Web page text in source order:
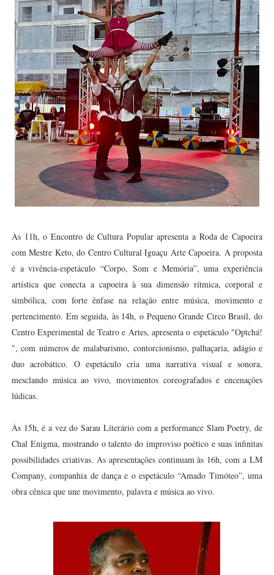
Às 11h, o Encontro de Cultura Popular apresenta a Roda de Capoeira
com Mestre Keto, do Centro Cultural Iguaçu Arte Capoeira. A proposta
é a vivência-espetáculo “Corpo, Som e Memória”, uma experiência
artística que conecta a capoeira à sua dimensão rítmica, corporal e
simbólica, com forte ênfase na relação entre música, movimento e
pertencimento. Em seguida, às 14h, o Pequeno Grande Circo Brasil, do
Centro Experimental de Teatro e Artes, apresenta o espetáculo "Optchá!
", com números de malabarismo, contorcionismo, palhaçaria, adágio e
duo acrobático. O espetáculo cria uma narrativa visual e sonora,
mesclando música ao vivo, movimentos coreografados e encenações
lúdicas.
Às 15h, é a vez do Sarau Literário com a performance Slam Poetry, de
Chal Enigma, mostrando o talento do improviso poético e suas infinitas
possibilidades criativas. As apresentações continuam às 16h, com a LM
Company, companhia de dança e o espetáculo “Amado Timóteo”, uma
obra cênica que une movimento, palavra e música ao vivo.